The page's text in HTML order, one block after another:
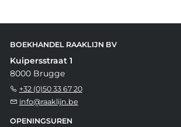
BOEKHANDEL RAAKLIJN BV
Kuipersstraat 1
8000 Brugge
+32 (0)50 33 67 20
info@raaklijn.be
OPENINGSUREN